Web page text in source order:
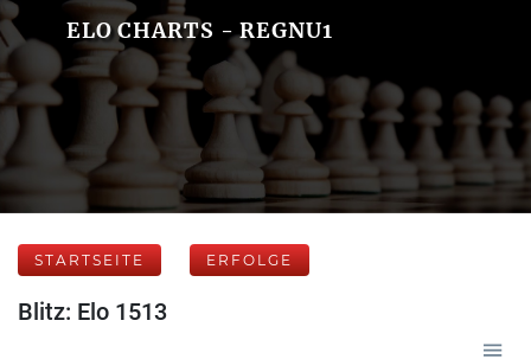
ELO CHARTS - REGNU1
STARTSEITE ERFOLGE
Blitz: Elo 1513